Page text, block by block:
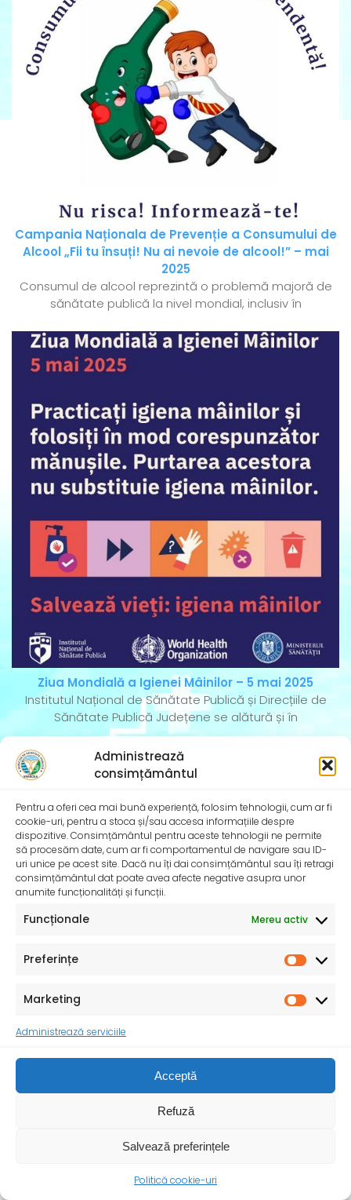
Administrează
consimțământul
Pentru a oferi cea mai bună experiență, folosim tehnologii, cum ar fi
cookie-uri, pentru a stoca și/sau accesa informațiile despre
dispozitive. Consimțământul pentru aceste tehnologii ne permite
să procesăm date, cum ar fi comportamentul de navigare sau ID-
uri unice pe acest site. Dacă nu îți dai consimțământul sau îți retragi
consimțământul dat poate avea afecte negative asupra unor
anumite funcționalități și funcții.
Funcționale Mereu activ
Preferințe
Marketing
Administrează serviciile
Acceptă
Refuză
Salvează preferințele
Politică cookie-uri
Campania Naționala de Prevenție a Consumului de
Alcool „Fii tu însuți! Nu ai nevoie de alcool!” – mai
2025
Consumul de alcool reprezintă o problemă majoră de
sănătate publică la nivel mondial, inclusiv în
Ziua Mondială a Igienei Mâinilor – 5 mai 2025
Institutul Național de Sănătate Publică și Direcțiile de
Sănătate Publică Județene se alătură și în
desfășoară activități dedicate promovării și apărării